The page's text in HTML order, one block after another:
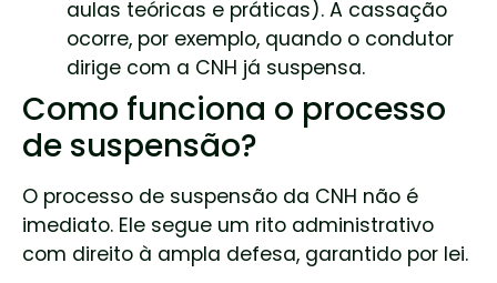
aulas teóricas e práticas). A cassação
ocorre, por exemplo, quando o condutor
dirige com a CNH já suspensa.
Como funciona o processo
de suspensão?
O processo de suspensão da CNH não é
imediato. Ele segue um rito administrativo
com direito à ampla defesa, garantido por lei.